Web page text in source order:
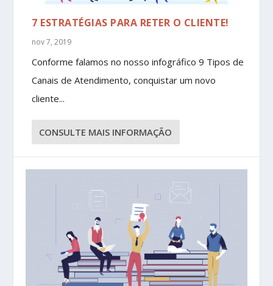
7 ESTRATÉGIAS PARA RETER O CLIENTE!
nov 7, 2019
Conforme falamos no nosso infográfico 9 Tipos de
Canais de Atendimento, conquistar um novo
cliente...
CONSULTE MAIS INFORMAÇÃO